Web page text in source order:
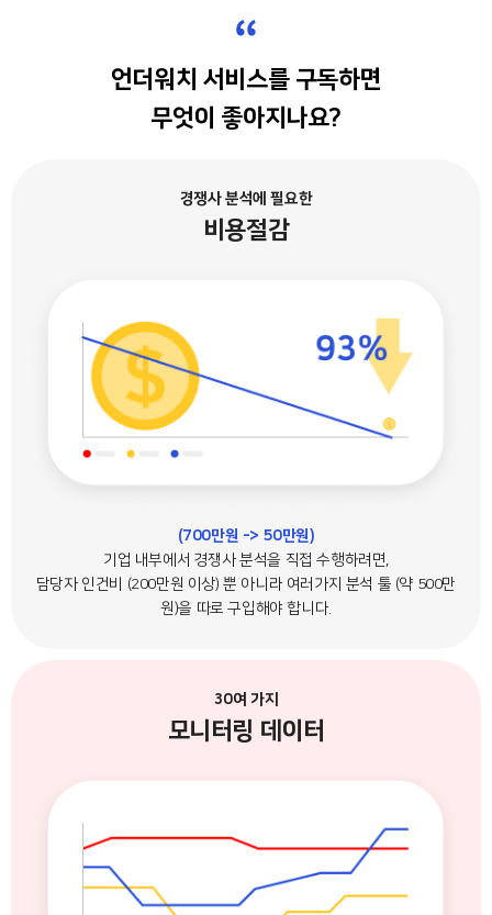
“
언더워치 서비스를 구독하면
무엇이 좋아지나요?
경쟁사 분석에 필요한
비용절감
(700만원 -> 50만원)
기업 내부에서 경쟁사 분석을 직접 수행하려면,
담당자 인건비 (200만원 이상) 뿐 아니라 여러가지 분석 툴 (약 500만
원)을 따로 구입해야 합니다.
30여 가지
모니터링 데이터